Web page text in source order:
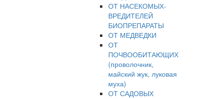
ОТ НАСЕКОМЫХ-
ВРЕДИТЕЛЕЙ
БИОПРЕПАРАТЫ
ОТ МЕДВЕДКИ
ОТ
ПОЧВООБИТАЮЩИХ
(проволочник,
майский жук, луковая
муха)
ОТ САДОВЫХ